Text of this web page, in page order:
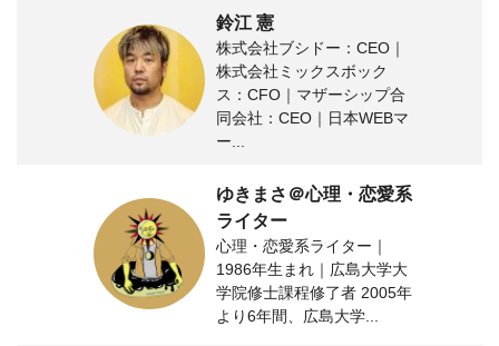
鈴江 憲
株式会社ブシドー：CEO｜
株式会社ミックスボック
ス：CFO｜マザーシップ合
同会社：CEO｜日本WEBマ
ー...
ゆきまさ＠心理・恋愛系
ライター
心理・恋愛系ライター｜
1986年生まれ｜広島大学大
学院修士課程修了者 2005年
より6年間、広島大学...